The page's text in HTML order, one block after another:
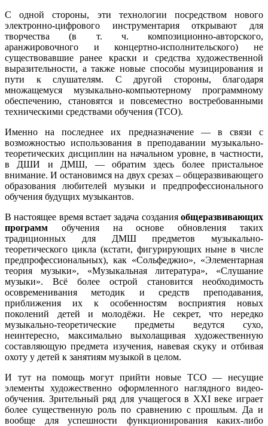
С одной стороны, эти технологии посредством нового
электронно-цифрового инструментария открывают для
творчества (в т. ч. композиционно-авторского,
аранжировочного и концертно-исполнительского) не
существовавшие ранее краски и средства художественной
выразительности, а также новые способы музицирования и
пути к слушателям. С другой стороны, благодаря
множащемуся музыкально-компьютерному программному
обеспечению, становятся и повсеместно востребованными
техническими средствами обучения (ТСО).
Именно на последнее их предназначение — в связи с
возможностью использования в преподавании музыкально-
теоретических дисциплин на начальном уровне, в частности,
в ДШИ и ДМШ, — обратим здесь более пристальное
внимание. И остановимся на двух срезах – общеразвивающего
образования любителей музыки и предпрофессионального
обучения будущих музыкантов.
В настоящее время встает задача создания общеразвивающих
программ обучения на основе обновления таких
традиционных для ДМШ предметов музыкально-
теоретического цикла (кстати, фигурирующих ныне в числе
предпрофессиональных), как «Сольфеджио», «Элементарная
теория музыки», «Музыкальная литература», «Слушание
музыки». Всё более острой становится необходимость
осовременивания методик и средств преподавания,
приближения их к особенностям восприятия новых
поколений детей и молодёжи. Не секрет, что нередко
музыкально-теоретические предметы ведутся сухо,
неинтересно, максимально выхолащивая художественную
составляющую предмета изучения, навевая скуку и отбивая
охоту у детей к занятиям музыкой в целом.
И тут на помощь могут прийти новые ТСО — несущие
элементы художественно оформленного наглядного видео-
обучения. Зрительный ряд для учащегося в XXI веке играет
более существенную роль по сравнению с прошлым. Да и
вообще для успешности функционирования каких-либо